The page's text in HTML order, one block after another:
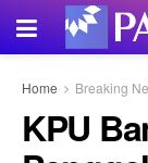
Home Breaking
KPU